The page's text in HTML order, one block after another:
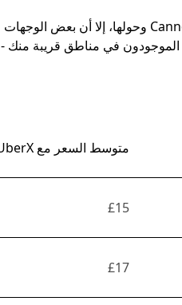
رغم أنه يمكن للمسافرين طلب مشوار مع أوبر إلى أي مكان تقريباً في Cannock Wood وحولها، إلا أن بعض الوجهات
الموجودون في مناطق قريبة منك -
متوسط السعر مع UberX*
£15
£17